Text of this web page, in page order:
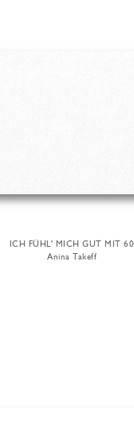
ICH FÜHL' MICH GUT MIT 60
Anina Takeff